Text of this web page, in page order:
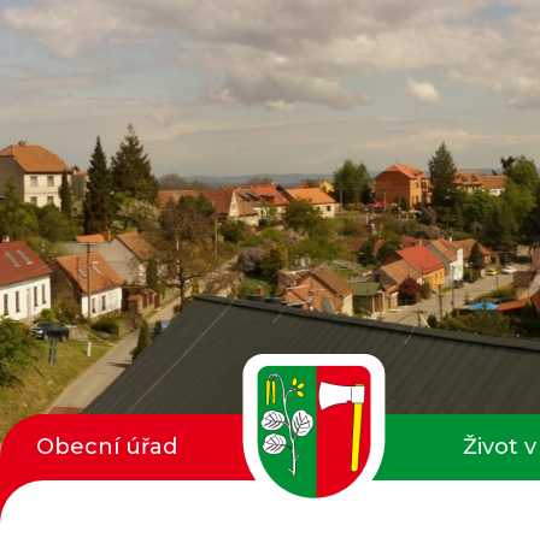
Obecní úřad Život